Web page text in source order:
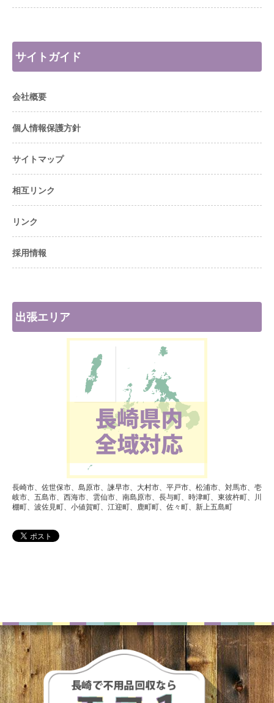
サイトガイド
会社概要
個人情報保護方針
サイトマップ
相互リンク
リンク
採用情報
出張エリア
長崎市、佐世保市、島原市、諫早市、大村市、平戸市、松浦市、対馬市、壱
岐市、五島市、西海市、雲仙市、南島原市、長与町、時津町、東彼杵町、川
棚町、波佐見町、小値賀町、江迎町、鹿町町、佐々町、新上五島町